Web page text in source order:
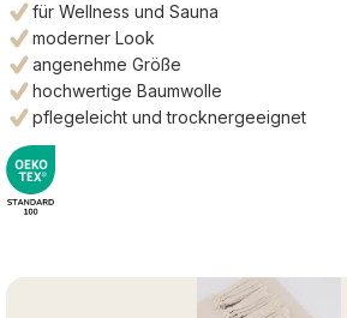
für Wellness und Sauna
moderner Look
angenehme Größe
hochwertige Baumwolle
pflegeleicht und trocknergeeignet